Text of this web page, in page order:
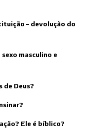
– devolução do
masculino e
de Deus?
Ele é bíblico?